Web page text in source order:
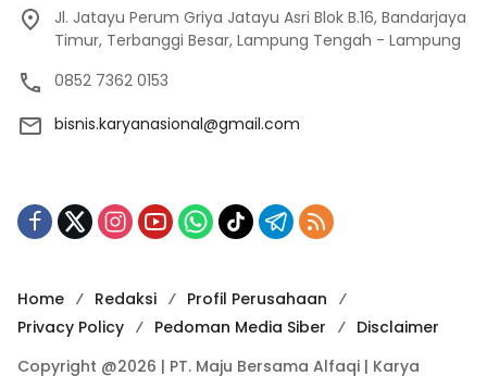
Jl. Jatayu Perum Griya Jatayu Asri Blok B.16, Bandarjaya
Timur, Terbanggi Besar, Lampung Tengah - Lampung
0852 7362 0153
bisnis.karyanasional@gmail.com
Home Redaksi
Profil Perusahaan
Privacy Policy
Pedoman Media Siber
Disclaimer
Copyright @2026 | PT. Maju Bersama Alfaqi | Karya